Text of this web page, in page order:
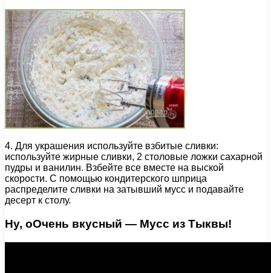
4. Для украшения используйте взбитые сливки:
используйте жирные сливки, 2 столовые ложки сахарной
пудры и ванилин. Взбейте все вместе на выской
скорости. С помощью кондитерского шприца
распределите сливки на затывший мусс и подавайте
десерт к столу.
Ну, оОчень вкусный — Мусс из Тыквы!